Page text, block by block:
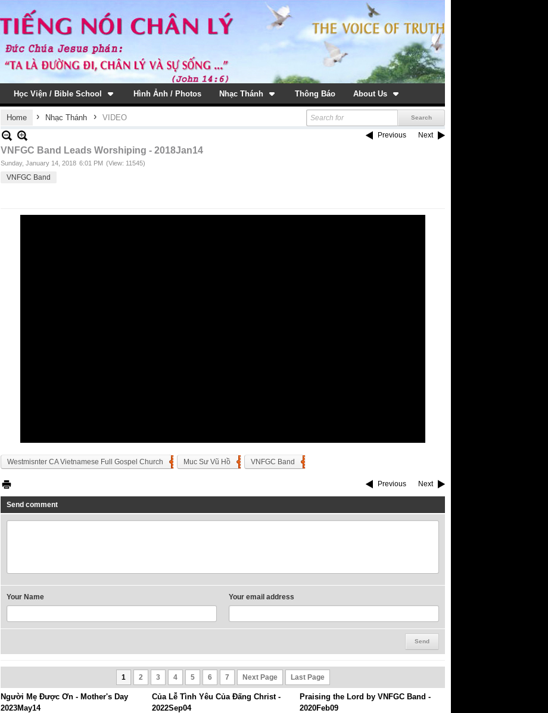
Học Viện / Bible School Hình Ảnh / Photos Nhạc Thánh Thông Báo About Us
Home › Nhạc Thánh › VIDEO
Previous Next
VNFGC Band Leads Worshiping - 2018Jan14
Sunday, January 14, 2018 6:01 PM (View: 11545)
VNFGC Band
Westmisnter CA Vietnamese Full Gospel Church Muc Sư Vũ Hồ VNFGC Band
Previous Next
Send comment
Your Name Your email address
1 2 3 4 5 6 7 Next Page Last Page
Người Mẹ Được Ơn - Mother's Day
2023May14
Của Lễ Tình Yêu Của Đấng Christ -
2022Sep04
Praising the Lord by VNFGC Band -
2020Feb09